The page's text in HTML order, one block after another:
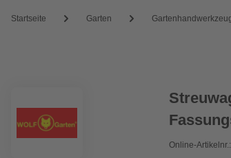
Startseite Garten
Online-